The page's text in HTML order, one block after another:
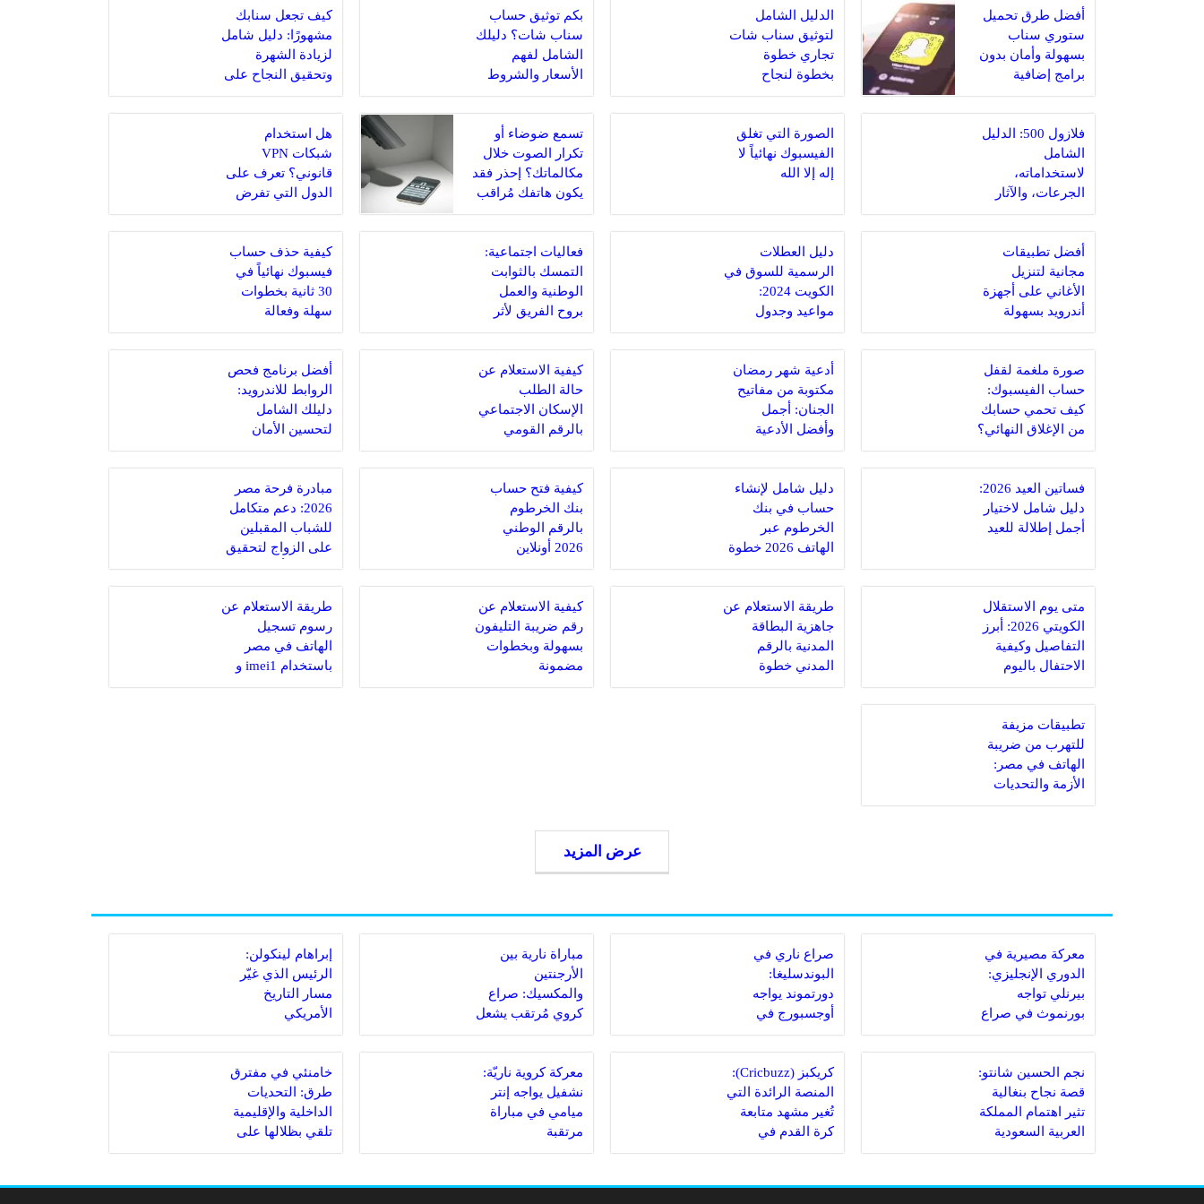
أفضل طرق تحميل
ستوري سناب
بسهولة وأمان بدون
برامج إضافية
الدليل الشامل
لتوثيق سناب شات
تجاري خطوة
بخطوة لنجاح
علامتك التجارية
بكم توثيق حساب
سناب شات؟ دليلك
الشامل لفهم
الأسعار والشروط
كيف تجعل سنابك
مشهورًا: دليل شامل
لزيادة الشهرة
وتحقيق النجاح على
سناب شات
فلازول 500: الدليل
الشامل
لاستخداماته،
الجرعات، والآثار
الجانبية
الصورة التي تغلق
الفيسبوك نهائياً لا
إله إلا الله
تسمع ضوضاء أو
تكرار الصوت خلال
مكالماتك؟ إحذر فقد
يكون هاتفك مُراقب
من خلال الكاميرا
وهذه أفضل طرق
الحماية
هل استخدام
شبكات VPN
قانوني؟ تعرف على
الدول التي تفرض
عقوبات على
استخدامها وكيفية
التسجيل بأمان
أفضل تطبيقات
مجانية لتنزيل
الأغاني على أجهزة
أندرويد بسهولة
وبدون تكلفة
دليل العطلات
الرسمية للسوق في
الكويت 2024:
مواعيد وجدول
شامل
فعاليات اجتماعية:
التمسك بالثوابت
الوطنية والعمل
بروح الفريق لأثر
إيجابي مستدام
كيفية حذف حساب
فيسبوك نهائياً في
30 ثانية بخطوات
سهلة وفعالة
صورة ملغمة لقفل
حساب الفيسبوك:
كيف تحمي حسابك
من الإغلاق النهائي؟
أدعية شهر رمضان
مكتوبة من مفاتيح
الجنان: أجمل
وأفضل الأدعية
المباركة
كيفية الاستعلام عن
حالة الطلب
الإسكان الاجتماعي
بالرقم القومي
2026 بخطوات
سهلة ومباشرة
أفضل برنامج فحص
الروابط للاندرويد:
دليلك الشامل
لتحسين الأمان
والكفاءة
فساتين العيد 2026:
دليل شامل لاختيار
أجمل إطلالة للعيد
دليل شامل لإنشاء
حساب في بنك
الخرطوم عبر
الهاتف 2026 خطوة
بخطوة
كيفية فتح حساب
بنك الخرطوم
بالرقم الوطني
2026 أونلاين
بخطوات سهلة
وآمنة
مبادرة فرحة مصر
2026: دعم متكامل
للشباب المقبلين
على الزواج لتحقيق
استقرار أسرى
مستدام
متى يوم الاستقلال
الكويتي 2026: أبرز
التفاصيل وكيفية
الاحتفال باليوم
الوطني للكويت
طريقة الاستعلام عن
جاهزية البطاقة
المدنية بالرقم
المدني خطوة
بخطوة
كيفية الاستعلام عن
رقم ضريبة التليفون
بسهولة وبخطوات
مضمونة
طريقة الاستعلام عن
رسوم تسجيل
الهاتف في مصر
باستخدام imei1 و
imei2 خطوة بخطوة
تطبيقات مزيفة
للتهرب من ضريبة
الهاتف في مصر:
الأزمة والتحديات
والحلول
عرض المزيد
معركة مصيرية في
الدوري الإنجليزي:
بيرنلي تواجه
بورنموث في صراع
البقاء
صراع ناري في
البوندسليغا:
دورتموند يواجه
أوجسبورج في
مباراة مصيرية
مباراة نارية بين
الأرجنتين
والمكسيك: صراع
كروي مُرتقب يشعل
الملاعب
إبراهام لينكولن:
الرئيس الذي غيّر
مسار التاريخ
الأمريكي
نجم الحسين شانتو:
قصة نجاح بنغالية
تثير اهتمام المملكة
العربية السعودية
كريكبز (Cricbuzz):
المنصة الرائدة التي
تُغير مشهد متابعة
كرة القدم في
السعودية
معركة كروية ناريّة:
نشفيل يواجه إنتر
ميامي في مباراة
مرتقبة
خامنئي في مفترق
طرق: التحديات
الداخلية والإقليمية
تلقي بظلالها على
المرشد الإيراني